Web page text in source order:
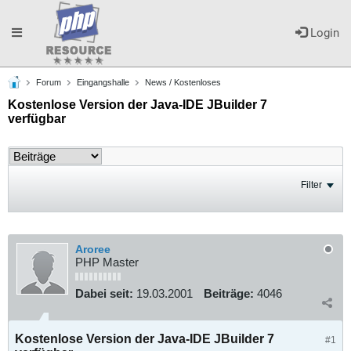
Login
Toggle
navigation
Forum Eingangshalle News / Kostenloses
Kostenlose Version der Java-IDE JBuilder 7
verfügbar
Filter
Aroree
PHP Master
Dabei seit: 19.03.2001 Beiträge: 4046
#1
Kostenlose Version der Java-IDE JBuilder 7